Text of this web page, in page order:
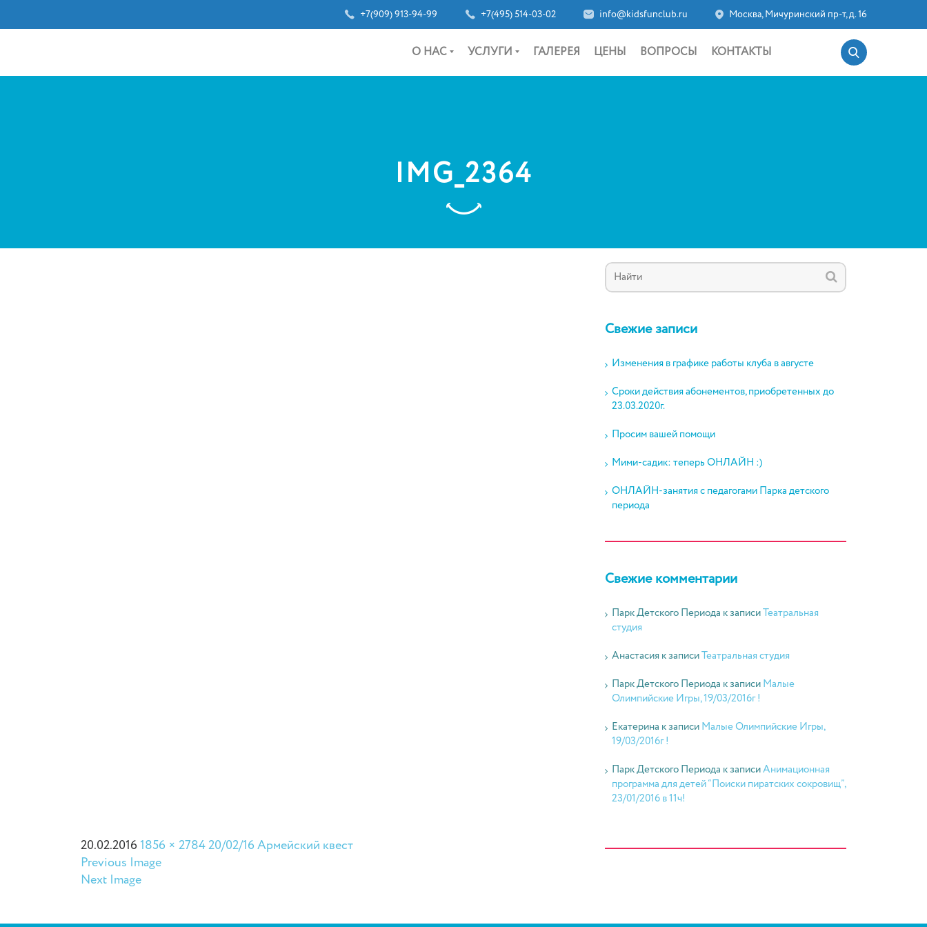
+7(909) 913-94-99 +7(495) 514-03-02 info@kidsfunclub.ru Москва, Мичуринский пр-т, д. 16
О НАС УСЛУГИ ГАЛЕРЕЯ ЦЕНЫ ВОПРОСЫ КОНТАКТЫ
IMG_2364
20.02.20161856 × 278420/02/16 Армейский квест
Previous Image
Next Image
Свежие записи
Изменения в графике работы клуба в августе
Сроки действия абонементов, приобретенных до
23.03.2020г.
Просим вашей помощи
Мими-садик: теперь ОНЛАЙН :)
ОНЛАЙН-занятия с педагогами Парка детского
периода
Свежие комментарии
Парк Детского Периода к записиТеатральная
студия
Анастасияк записиТеатральная студия
Парк Детского Периода к записиМалые
Олимпийские Игры, 19/03/2016г !
Екатерина к записиМалые Олимпийские Игры,
19/03/2016г !
Парк Детского Периода к записиАнимационная
программа для детей “Поиски пиратских сокровищ”,
23/01/2016 в 11ч!